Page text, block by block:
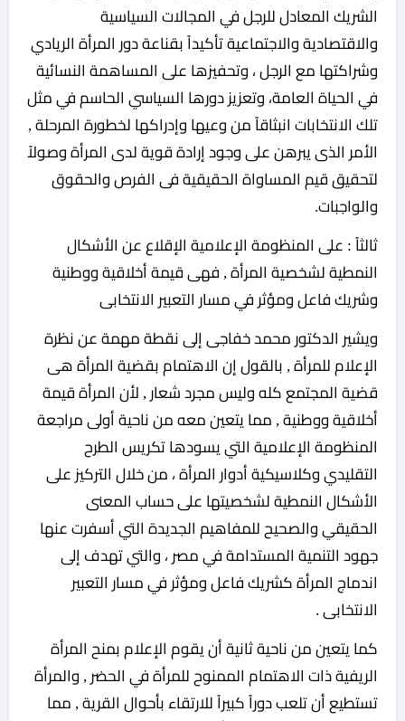
الشريك المعادل للرجل في المجالات السياسية
والاقتصادية والاجتماعية تأكيداً بقناعة دور المرأة الريادي
وشراكتها مع الرجل ، وتحفيزها على المساهمة النسائية
في الحياة العامة، وتعزيز دورها السياسي الحاسم في مثل
تلك الانتخابات انبثاقاً من وعيها وإدراكها لخطورة المرحلة ,
الأمر الذى يبرهن على وجود إرادة قوية لدى المرأة وصولاً
لتحقيق قيم المساواة الحقيقية فى الفرص والحقوق
والواجبات.
ثالثاً : على المنظومة الإعلامية الإقلاع عن الأشكال
النمطية لشخصية المرأة , فهى قيمة أخلاقية ووطنية
وشريك فاعل ومؤثر في مسار التعبير الانتخابى
ويشير الدكتور محمد خفاجى إلى نقطة مهمة عن نظرة
الإعلام للمرأة , بالقول إن الاهتمام بقضية المرأة هى
قضية المجتمع كله وليس مجرد شعار , لأن المرأة قيمة
أخلاقية ووطنية , مما يتعين معه من ناحية أولى مراجعة
المنظومة الإعلامية التي يسودها تكريس الطرح
التقليدي وكلاسيكية أدوار المرأة ، من خلال التركيز على
الأشكال النمطية لشخصيتها على حساب المعنى
الحقيقي والصحيح للمفاهيم الجديدة التي أسفرت عنها
جهود التنمية المستدامة في مصر ، والتي تهدف إلى
اندماج المرأة كشريك فاعل ومؤثر في مسار التعبير
الانتخابى .
كما يتعين من ناحية ثانية أن يقوم الإعلام بمنح المرأة
الريفية ذات الاهتمام الممنوح للمرأة في الحضر , والمرأة
تستطيع أن تلعب دوراً كبيراً للارتقاء بأحوال القرية , مما